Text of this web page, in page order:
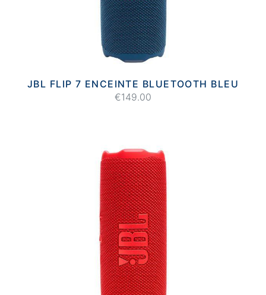
JBL FLIP 7 ENCEINTE BLUETOOTH BLEU
€149.00